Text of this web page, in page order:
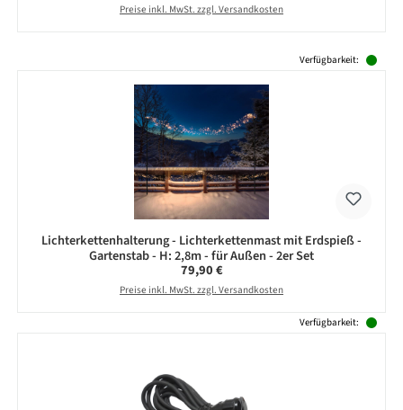
Preise inkl. MwSt. zzgl. Versandkosten
Verfügbarkeit:
Lichterkettenhalterung - Lichterkettenmast mit Erdspieß -
Gartenstab - H: 2,8m - für Außen - 2er Set
Regulärer Preis:
79,90 €
Preise inkl. MwSt. zzgl. Versandkosten
Verfügbarkeit: